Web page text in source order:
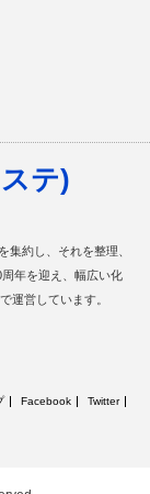
テ)
集約し、それを整理、
年を迎え、幅広い化
運営しています。
Facebook
Twitter